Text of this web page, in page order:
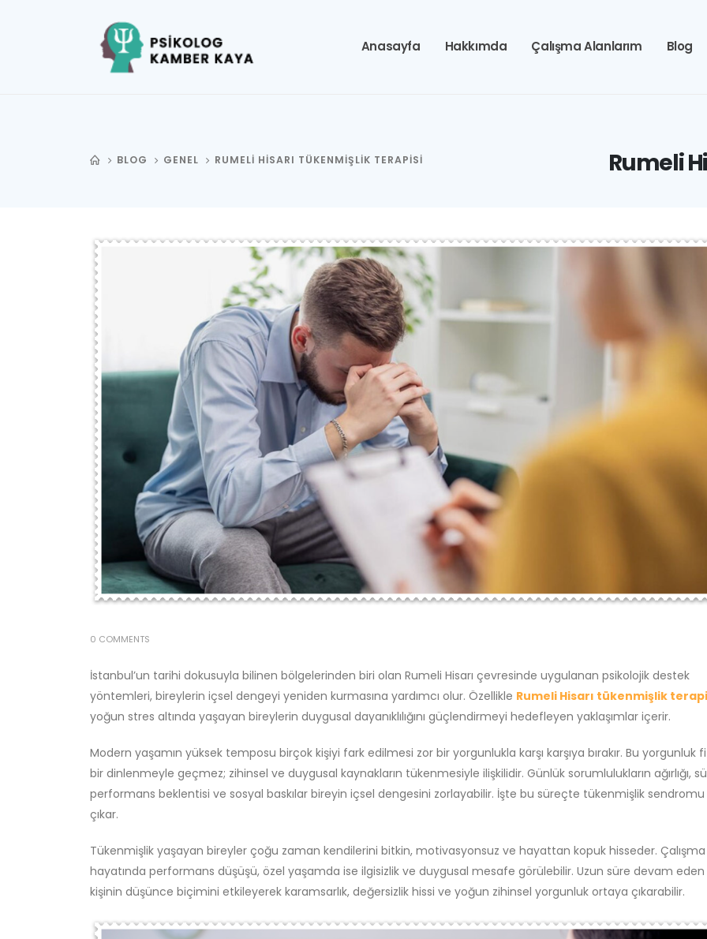
Anasayfa Hakkımda Çalışma Alanlarım Blog
Rumeli
BLOG GENEL RUMELI HISARI TÜKENMIŞLIK TERAPISI
0 COMMENTS
İstanbul’un tarihi dokusuyla bilinen bölgelerinden biri olan Rumeli Hisarı çevresinde uygulanan psikolojik destek
yöntemleri, bireylerin içsel dengeyi yeniden kurmasına yardımcı olur. Özellikle Rumeli Hisarı tükenmişlik
yoğun stres altında yaşayan bireylerin duygusal dayanıklılığını güçlendirmeyi hedefleyen yaklaşımlar içerir.
Modern yaşamın yüksek temposu birçok kişiyi fark edilmesi zor bir yorgunlukla karşı karşıya bırakır. Bu yorgunluk
bir dinlenmeyle geçmez; zihinsel ve duygusal kaynakların tükenmesiyle ilişkilidir. Günlük sorumlulukların ağırlığı,
performans beklentisi ve sosyal baskılar bireyin içsel dengesini zorlayabilir. İşte bu süreçte tükenmişlik
çıkar.
Tükenmişlik yaşayan bireyler çoğu zaman kendilerini bitkin, motivasyonsuz ve hayattan kopuk hisseder. Çalışma
hayatında performans düşüşü, özel yaşamda ise ilgisizlik ve duygusal mesafe görülebilir. Uzun süre devam eden
kişinin düşünce biçimini etkileyerek karamsarlık, değersizlik hissi ve yoğun zihinsel yorgunluk ortaya çıkarabilir.